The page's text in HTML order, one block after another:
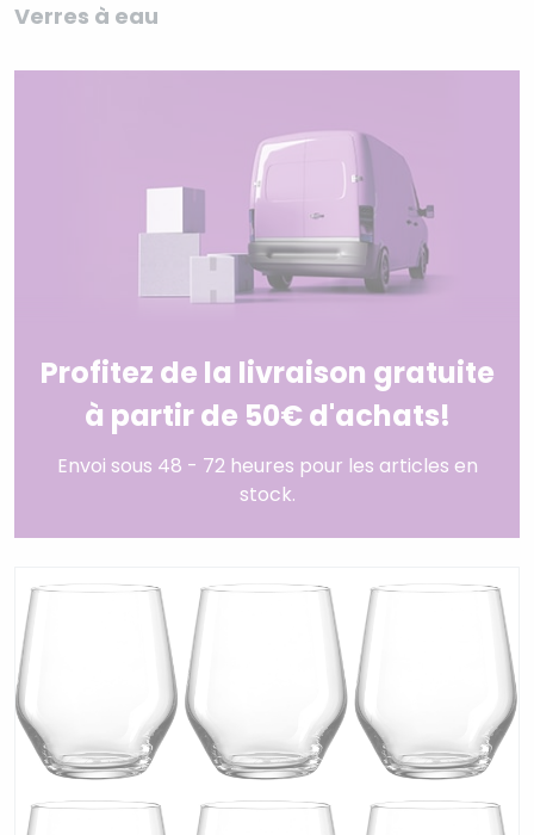
Verres à eau
Profitez de la livraison gratuite
à partir de 50€ d'achats!
Envoi sous 48 - 72 heures pour les articles en
stock.